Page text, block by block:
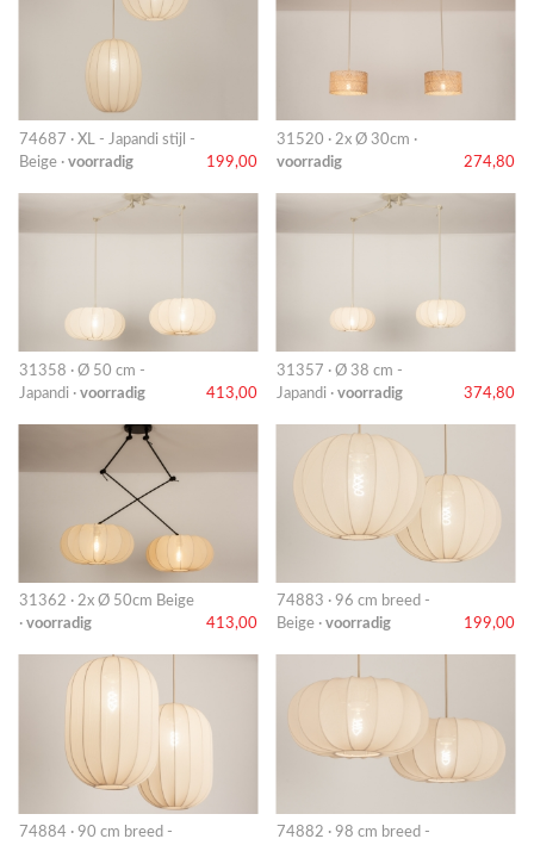
74687 · XL - Japandi stijl -
Beige · voorradig 199,00
31520 · 2x Ø 30cm ·
voorradig
274,80
31358 · Ø 50 cm -
Japandi · voorradig 413,00
31357 · Ø 38 cm -
Japandi · voorradig 374,80
31362 · 2x Ø 50cm Beige
· voorradig 413,00
74883 · 96 cm breed -
Beige · voorradig 199,00
74884 · 90 cm breed - 74882 · 98 cm breed -